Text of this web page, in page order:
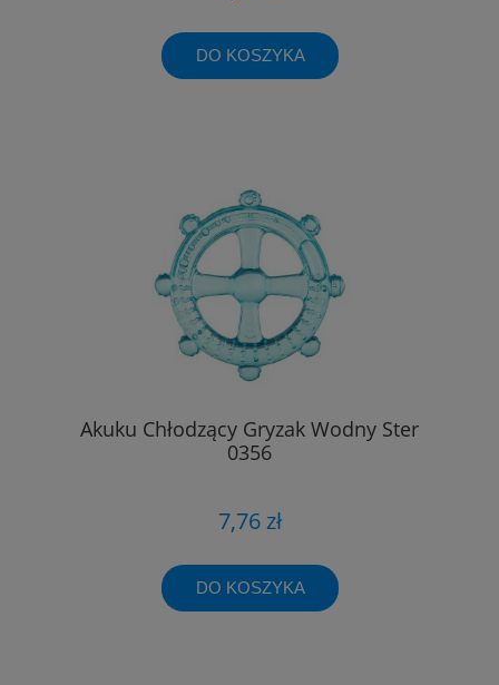
DO KOSZYKA
Akuku Chłodzący Gryzak Wodny Ster
0356
7,76 zł
DO KOSZYKA